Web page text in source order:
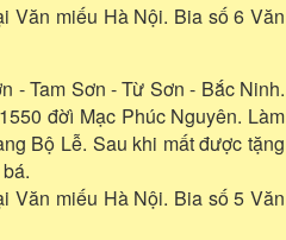
Văn miếu Hà Nội. Bia số 6 Văn
- Tam Sơn - Từ Sơn - Bắc Ninh.
đờì Mạc Phúc Nguyên. Làm
Bộ Lễ. Sau khi mất được tặng
Văn miếu Hà Nội. Bia số 5 Văn